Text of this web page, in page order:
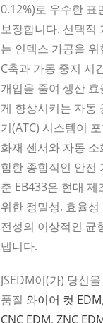
0.12%)로 우수한 표
보장합니다. 선택적
는 인덱스 가공을 위
C축과 가동 중지 시
개입을 줄여 생산 효
게 향상시키는 자동
기(ATC) 시스템이
화재 센서와 자동 소
함한 종합적인 안전
춘 EB433은 현대 제
위한 정밀성, 효율
전성의 이상적인 균
냅니다.
JSEDM이(가) 당신
품질 와이어 컷 EDM,
CNC EDM, ZNC